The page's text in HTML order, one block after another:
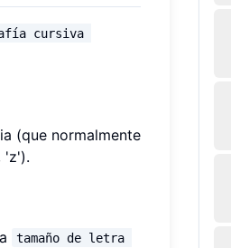
cursiva
(que normalmente
'z').
tamaño de letra